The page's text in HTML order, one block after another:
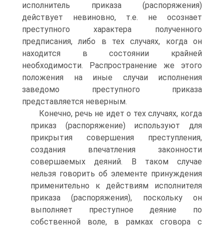
исполнитель приказа (распоряжения)
действует невиновно, т.е. не осознает
преступного характера полученного
предписания, либо в тех случаях, когда он
находится в состоянии крайней
необходимости. Распространение же этого
положения на иные случаи исполнения
заведомо преступного приказа
представляется неверным.
Конечно, речь не идет о тех случаях, когда
приказ (распоряжение) используют для
прикрытия совершения преступления,
создания впечатления законности
совершаемых деяний. В таком случае
нельзя говорить об элементе принуждения
применительно к действиям исполнителя
приказа (распоряжения), поскольку он
выполняет преступное деяние по
собственной воле, в рамках сговора с